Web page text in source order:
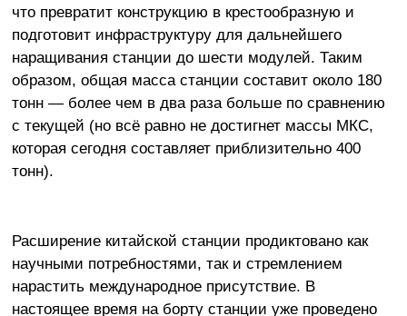
что превратит конструкцию в крестообразную и
подготовит инфраструктуру для дальнейшего
наращивания станции до шести модулей. Таким
образом, общая масса станции составит около 180
тонн — более чем в два раза больше по сравнению
с текущей (но всё равно не достигнет массы МКС,
которая сегодня составляет приблизительно 400
тонн).
Расширение китайской станции продиктовано как
научными потребностями, так и стремлением
нарастить международное присутствие. В
настоящее время на борту станции уже проведено